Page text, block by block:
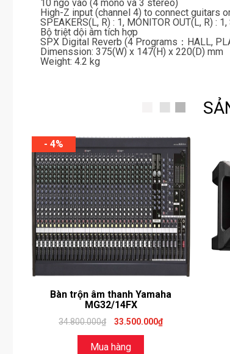
10 ngõ vào (4 mono và 3 stereo)
High-Z input (channel 4) to connect guitars
SPEAKERS(L, R) : 1, MONITOR OUT(L, R) : 1,
Bộ triệt dội âm tích hợp
SPX Digital Reverb (4 Programs：HALL,
Dimenssion: 375(W) x 147(H) x 220(D) mm
Weight: 4.2 kg
- 4%
Bàn trộn âm thanh Yamaha
MG32/14FX
34.800.000₫ 33.500.000₫
Mua hàng